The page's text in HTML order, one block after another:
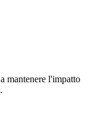
mantenere l'impatto